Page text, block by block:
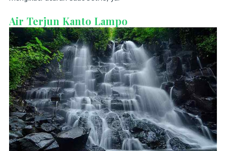
Air Terjun Kanto Lampo